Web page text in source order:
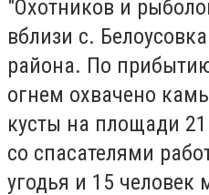
"Охотников и
вблизи с.
района. По
огнем охвачено
кусты на площади
со спасателями
угодья и 15 человек